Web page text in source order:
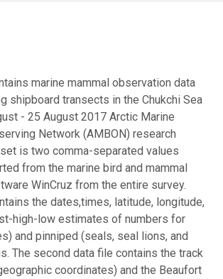
marine mammal observation data
shipboard transects in the Chukchi Sea
- 25 August 2017 Arctic Marine
Network (AMBON) research
is two comma-separated values
from the marine bird and mammal
WinCruz from the entire survey.
the dates,times, latitude, longitude,
high-low estimates of numbers for
and pinniped (seals, seal lions, and
The second data file contains the track
coordinates) and the Beaufort